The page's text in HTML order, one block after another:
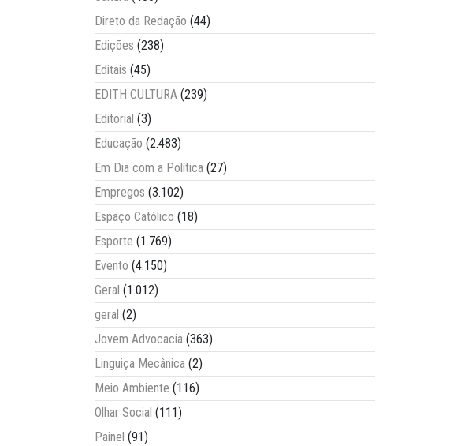
Direto da Redação (44)
Edições (238)
Editais (45)
EDITH CULTURA (239)
Editorial (3)
Educação (2.483)
Em Dia com a Política (27)
Empregos (3.102)
Espaço Católico (18)
Esporte (1.769)
Evento (4.150)
Geral (1.012)
geral (2)
Jovem Advocacia (363)
Linguiça Mecânica (2)
Meio Ambiente (116)
Olhar Social (111)
Painel (91)